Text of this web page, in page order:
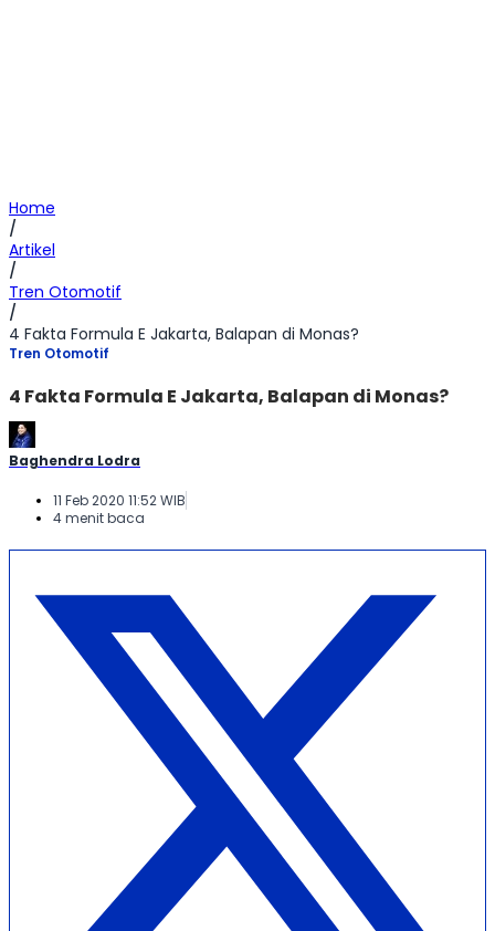
Home
/
Artikel
/
Tren Otomotif
/
4 Fakta Formula E Jakarta, Balapan di Monas?
Tren Otomotif
4 Fakta Formula E Jakarta, Balapan di Monas?
Baghendra Lodra
11 Feb 2020 11:52 WIB
4 menit baca